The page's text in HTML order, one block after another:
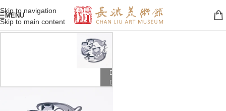
Skip to navigation
Skip to main content
MENU